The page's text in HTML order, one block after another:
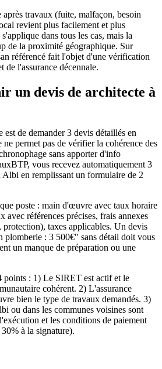
travaux (fuite, malfaçon, besoin
revient plus facilement et plus
dans tous les cas, mais la
de la proximité géographique. Sur
référencé fait l'objet d'une vérification
l'assurance décennale.
un devis de architecte à
est de demander 3 devis détaillés en
permet pas de vérifier la cohérence des
sans apporter d'info
vous recevez automatiquement 3
Albi en remplissant un formulaire de 2
poste : main d'œuvre avec taux horaire
avec références précises, frais annexes
protection), taxes applicables. Un devis
plomberie : 3 500€" sans détail doit vous
un manque de préparation ou une
points : 1) Le SIRET est actif et le
cohérent. 2) L'assurance
bien le type de travaux demandés. 3)
ou dans les communes voisines sont
et les conditions de paiement
à la signature).